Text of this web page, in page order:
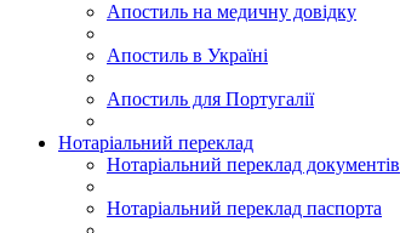
Апостиль на медичну довідку
Апостиль в Україні
Апостиль для Португалії
Нотаріальний переклад
Нотаріальний переклад документів
Нотаріальний переклад паспорта